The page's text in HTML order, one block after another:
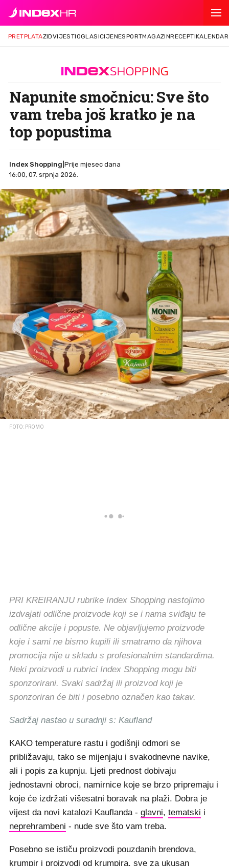
PRETPLATAZIDVIJESTIOGLASICIJENESPORTMAGAZINRECEPTIKALENDAR
Napunite smočnicu: Sve što
vam treba još kratko je na
top popustima
Index Shopping
Prije mjesec dana
16:00, 07. srpnja 2026.
FOTO: PROMO
PRI KREIRANJU rubrike Index Shopping nastojimo
izdvajati odlične proizvode koji se i nama sviđaju te
odlične akcije i popuste. Ne objavljujemo proizvode
koje i sami ne bismo kupili ili smatramo da njihova
promocija nije u skladu s profesionalnim standardima.
Neki proizvodi u rubrici Index Shopping mogu biti
sponzorirani. Svaki sadržaj ili proizvod koji je
sponzoriran će biti i posebno označen kao takav.
Sadržaj nastao u suradnji s: Kaufland
KAKO temperature rastu i godišnji odmori se
približavaju, tako se mijenjaju i svakodnevne navike,
ali i popis za kupnju. Ljeti prednost dobivaju
jednostavni obroci, namirnice koje se brzo pripremaju i
koje će izdržati višesatni boravak na plaži. Dobra je
vijest da novi katalozi Kauflanda - glavni, tematski i
neprehrambeni - nude sve što vam treba.
Posebno se ističu proizvodi pouzdanih brendova,
krumpir i proizvodi od krumpira, sve za ukusan